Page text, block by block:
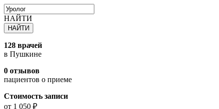
НАЙТИ
128 врачей
в Пушкине
0 отзывов
пациентов о приеме
Стоимость записи
от 1 050 ₽